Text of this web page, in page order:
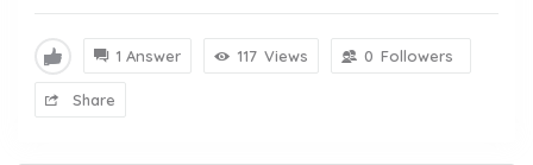
1 Answer 117 Views 0 Followers
Share